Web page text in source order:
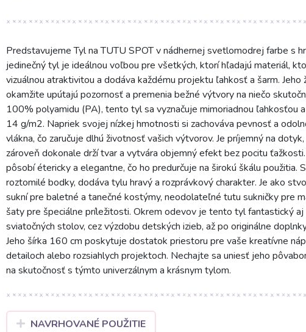
Predstavujeme Tyl na TUTU SPOT v nádhernej svetlomodrej farbe s
jedinečný tyl je ideálnou voľbou pre všetkých, ktorí hľadajú materiál,
vizuálnou atraktivitou a dodáva každému projektu ľahkosť a šarm. Jeho
okamžite upútajú pozornosť a premenia bežné výtvory na niečo
100% polyamidu (PA), tento tyl sa vyznačuje mimoriadnou ľahkosťou
14 g/m2. Napriek svojej nízkej hmotnosti si zachováva pevnosť a
vlákna, čo zaručuje dlhú životnosť vašich výtvorov. Je príjemný na
zároveň dokonale drží tvar a vytvára objemný efekt bez pocitu
pôsobí étericky a elegantne, čo ho predurčuje na širokú škálu použitia.
roztomilé bodky, dodáva tylu hravý a rozprávkový charakter. Je ako
sukní pre baletné a tanečné kostýmy, neodolateľné tutu sukničky pre
šaty pre špeciálne príležitosti. Okrem odevov je tento tyl fantastický aj
sviatočných stolov, cez výzdobu detských izieb, až po originálne
Jeho šírka 160 cm poskytuje dostatok priestoru pre vaše kreatívne
detailoch alebo rozsiahlych projektoch. Nechajte sa uniesť jeho
na skutočnosť s týmto univerzálnym a krásnym tylom.
NAVRHOVANÉ POUŽITIE